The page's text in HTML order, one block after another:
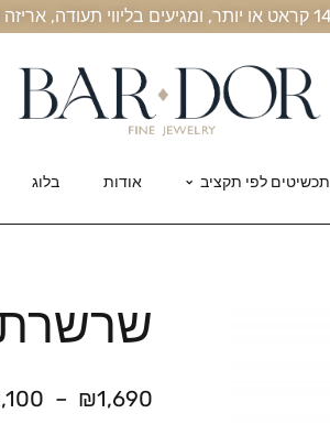
תכשיטים לפי תקציב אודות בלוג
שרשרת
₪1,690
–